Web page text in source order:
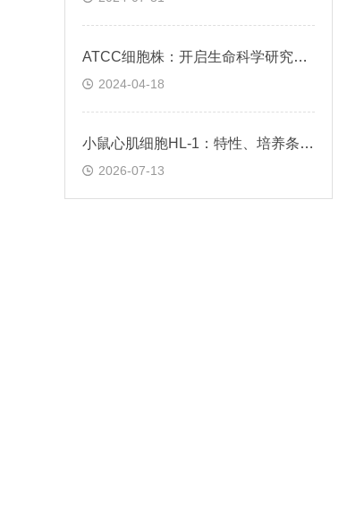
ATCC细胞株：开启生命科学研究的钥匙
2024-04-18
小鼠心肌细胞HL-1：特性、培养条件与科研应用场景解析
2026-07-13